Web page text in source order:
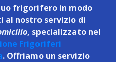
frigorifero in modo
al nostro servizio di
, specializzato nel
Frigoriferi
. Offriamo un servizio